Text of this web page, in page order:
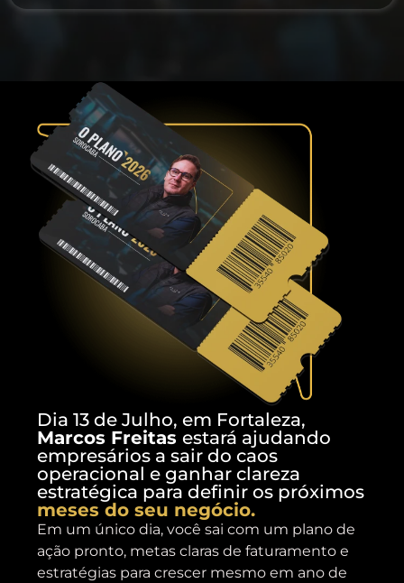
Dia 13 de Julho, em Fortaleza,
Marcos Freitas estará ajudando
empresários a sair do caos
operacional e ganhar clareza
estratégica para definir os próximos
meses do seu negócio.
Em um único dia, você sai com um plano de
ação pronto, metas claras de faturamento e
estratégias para crescer mesmo em ano de